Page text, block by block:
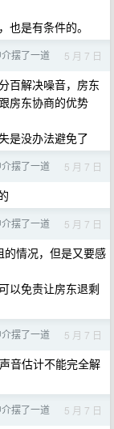
是有条件的。
摆了一道 5 月 7 日
百解决噪音，房东
房东协商的优势
是没办法避免了
摆了一道 5 月 7 日
摆了一道 5 月 7 日
情况，但是又要感
以免责让房东退剩
摆了一道 5 月 7 日
音估计不能完全解
摆了一道 5 月 7 日